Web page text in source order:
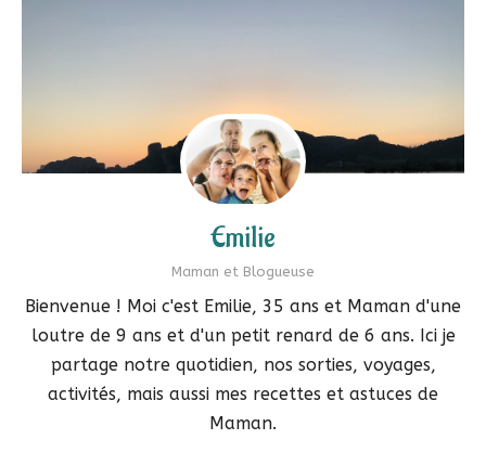
Emilie
Maman et Blogueuse
Bienvenue ! Moi c'est Emilie, 35 ans et Maman d'une
loutre de 9 ans et d'un petit renard de 6 ans. Ici je
partage notre quotidien, nos sorties, voyages,
activités, mais aussi mes recettes et astuces de
Maman.